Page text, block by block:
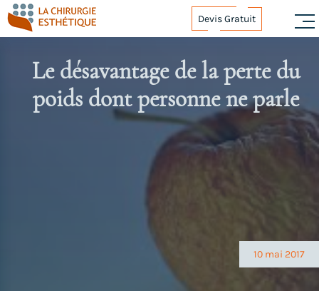
Skip
to
content
Devis Gratuit
Le désavantage de la perte du
poids dont personne ne parle
10 mai 2017